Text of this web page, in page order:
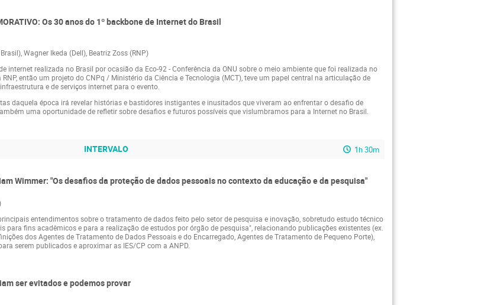
Os 30 anos do 1º backbone de Internet do Brasil
Wagner Ikeda (Dell), Beatriz Zoss (RNP)
internet realizada no Brasil por ocasião da Eco-92 - Conferência da ONU sobre o meio ambiente que foi realizada no
então um projeto do CNPq / Ministério da Ciência e Tecnologia (MCT), teve um papel central na articulação de
e de serviços internet para o evento.
daquela época irá revelar histórias e bastidores instigantes e inusitados que viveram ao enfrentar o desafio de
uma oportunidade de refletir sobre desafios e futuros possíveis que vislumbramos para a Internet no Brasil.
INTERVALO 1h 30m
Wimmer: "Os desafios da proteção de dados pessoais no contexto da educação e da pesquisa"
entendimentos sobre o tratamento de dados feito pelo setor de pesquisa e inovação, sobretudo estudo técnico
para fins acadêmicos e para a realização de estudos por órgão de pesquisa", relacionando publicações existentes (ex.
dos Agentes de Tratamento de Dados Pessoais e do Encarregado, Agentes de Tratamento de Pequeno Porte),
serem publicados e aproximar as IES/CP com a ANPD.
ser evitados e podemos provar